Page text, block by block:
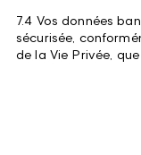
7.4 Vos données
sécurisée,
de la Vie Privée,